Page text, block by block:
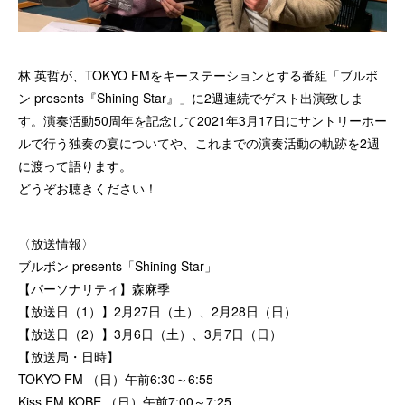
林 英哲が、TOKYO FMをキーステーションとする番組「ブルボ
ン presents『Shining Star』」に2週連続でゲスト出演致しま
す。演奏活動50周年を記念して2021年3月17日にサントリーホー
ルで行う独奏の宴についてや、これまでの演奏活動の軌跡を2週
に渡って語ります。
どうぞお聴きください！
〈放送情報〉
ブルボン presents「Shining Star」
【パーソナリティ】森麻季
【放送日（1）】2月27日（土）、2月28日（日）
【放送日（2）】3月6日（土）、3月7日（日）
【放送局・日時】
TOKYO FM （日）午前6:30～6:55